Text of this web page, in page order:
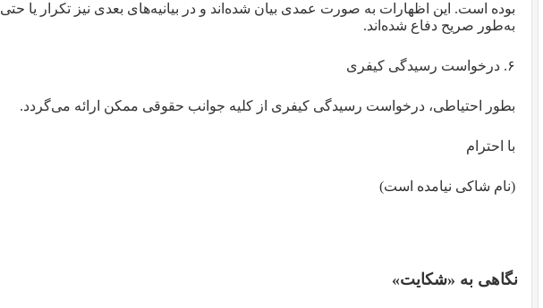
بوده است. این اظهارات به‌ صورت عمدی بیان شده‌اند و در بیانیه‌های بعدی نیز تکرار یا حتی
به‌طور صریح دفاع شده‌اند.
۶. درخواست رسیدگی کیفری
بطور احتیاطی، درخواست رسیدگی کیفری از کلیه جوانب حقوقی ممکن ارائه می‌گردد.
با احترام
(نام شاکی نیامده است)
نگاهی به «شکایت»